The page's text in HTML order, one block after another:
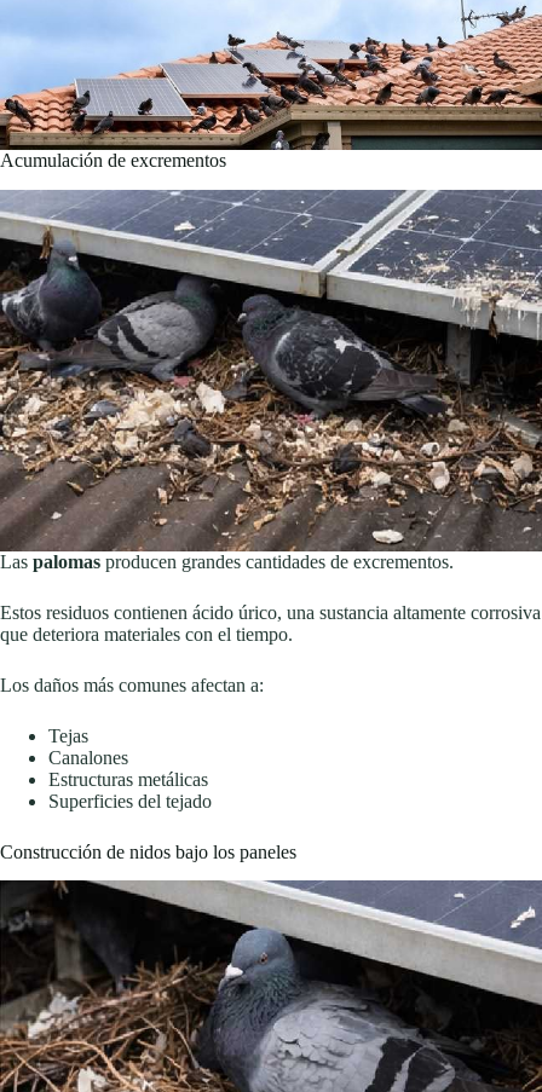
Acumulación de excrementos
Las palomas producen grandes cantidades de excrementos.
Estos residuos contienen ácido úrico, una sustancia altamente corrosiva
que deteriora materiales con el tiempo.
Los daños más comunes afectan a:
Tejas
Canalones
Estructuras metálicas
Superficies del tejado
Construcción de nidos bajo los paneles